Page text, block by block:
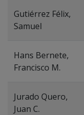
Gutiérrez Félix,
Samuel
Hans Bernete,
Francisco M.
Jurado Quero,
Juan C.